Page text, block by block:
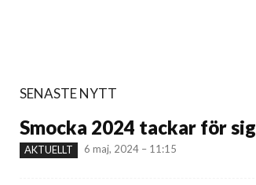
SENASTE NYTT
Smocka 2024 tackar för sig
AKTUELLT 6 maj, 2024 – 11:15